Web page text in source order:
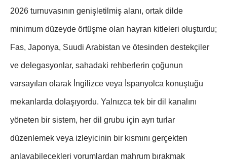
2026 turnuvasının genişletilmiş alanı, ortak dilde
minimum düzeyde örtüşme olan hayran kitleleri oluşturdu;
Fas, Japonya, Suudi Arabistan ve ötesinden destekçiler
ve delegasyonlar, sahadaki rehberlerin çoğunun
varsayılan olarak İngilizce veya İspanyolca konuştuğu
mekanlarda dolaşıyordu. Yalnızca tek bir dil kanalını
yöneten bir sistem, her dil grubu için ayrı turlar
düzenlemek veya izleyicinin bir kısmını gerçekten
anlayabilecekleri yorumlardan mahrum bırakmak